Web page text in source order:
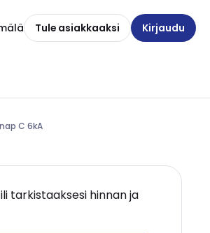
Tule asiakkaaksi Kirjaudu
C 6kA
tarkistaaksesi hinnan ja